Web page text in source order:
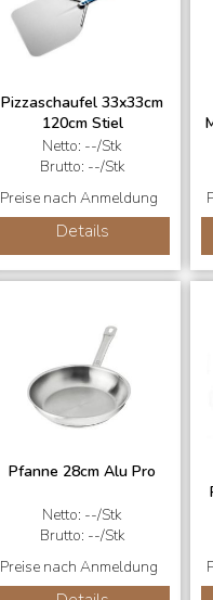
Pizzaschaufel 33x33cm
120cm Stiel
Netto: --/Stk
Brutto: --/Stk
Preise nach Anmeldung
Details
Pfanne 28cm Alu Pro
Netto: --/Stk
Brutto: --/Stk
Preise nach Anmeldung